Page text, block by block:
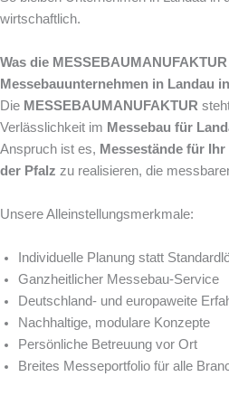
wirtschaftlich.
Was die
Messebauunternehmen in Landau
Die MESSEBAUMANUFAKTUR
Verlässlichkeit im Messebau für
Anspruch ist es, Messestände für
der Pfalz zu realisieren, die
Unsere Alleinstellungsmerkmale:
Individuelle Planung statt
Ganzheitlicher Messebau-Service
Deutschland- und europaweite
Nachhaltige, modulare Konzepte
Persönliche Betreuung vor Ort
Breites Messeportfolio für alle